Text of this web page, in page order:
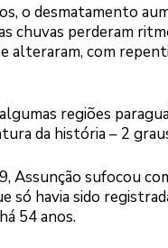
o desmatamento
chuvas perderam
alteraram, com
regiões
da história – 2
Assunção sufocou
só havia sido
54 anos.